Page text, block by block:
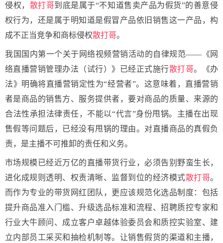
侵权， 散打哥到底是属于“不知道售卖产品为假货”的善意侵
权行为，还是属于明知道是假冒产品依旧销售这一产品，构
成不正当竞争和商标侵权散打哥。
我国国内第一个关于网络视频营销活动的自律规范——《网
络直播营销管理办法（试行）》已经正式施行散打哥。《办
法》明确将直播营销定性为“经营者”。这意味着，直播营销
者是商品的销售方、服务提供者，要对商品的质量、来源的
合法性承担法律责任，不能以“代言”身份甩锅。主播在出现
售假等问题后，已经没有甩锅的理由。对直播商品的真假负
责，是主播不可推卸的责任和义务。
市场规模已经近万亿的直播带货行业，必须告别野蛮生长，
进化成规则透明、权责清晰、监督到位的经济模式散打哥。
而作为专业的带货网红团队，更应该规范化选品制度：包括
提升商品准入门槛、升级选品标准和流程、招聘质控专家和
行业大牛顾问、成立客户卓越体验委员会和质控实验室、建
立内部员工采买和抽检机制等。让销售假货的渠道和主播，